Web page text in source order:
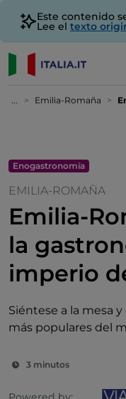
Este contenido
Lee el texto
... Emilia-Romaña
Enogastronomía
EMILIA-ROMAÑA
Emilia-
la
imperio
Siéntese a la mesa
más populares del
3 minutos